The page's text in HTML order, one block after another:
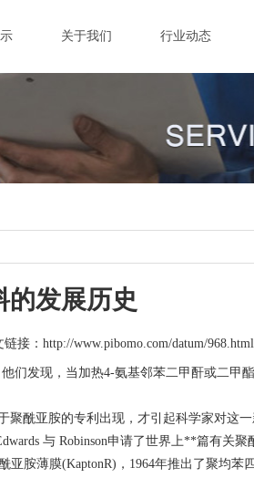
关于我们 行业动态
的发展历史
接： http://www.pibomo.com/datum/968.html
们发现，当加热4-氨基邻苯二甲酐或二甲
酰亚胺的专利出现，才引起科学家对这
与 Robinson申请了世界上**篇有关聚
胺薄膜(KaptonR)，1964年推出了聚均苯